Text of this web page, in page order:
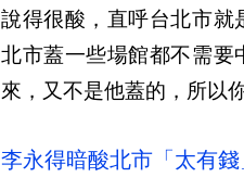
說得很酸，直呼台北市就
北市蓋一些場館都不需
來，又不是他蓋的，所以
李永得暗酸北市「太有